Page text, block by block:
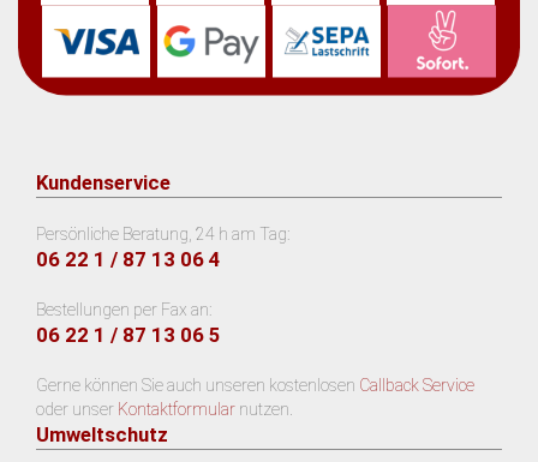
Kundenservice
Persönliche Beratung, 24 h am Tag:
06 22 1 / 87 13 06 4
Bestellungen per Fax an:
06 22 1 / 87 13 06 5
Gerne können Sie auch unseren kostenlosen Callback Service
oder unser Kontaktformular nutzen.
Umweltschutz